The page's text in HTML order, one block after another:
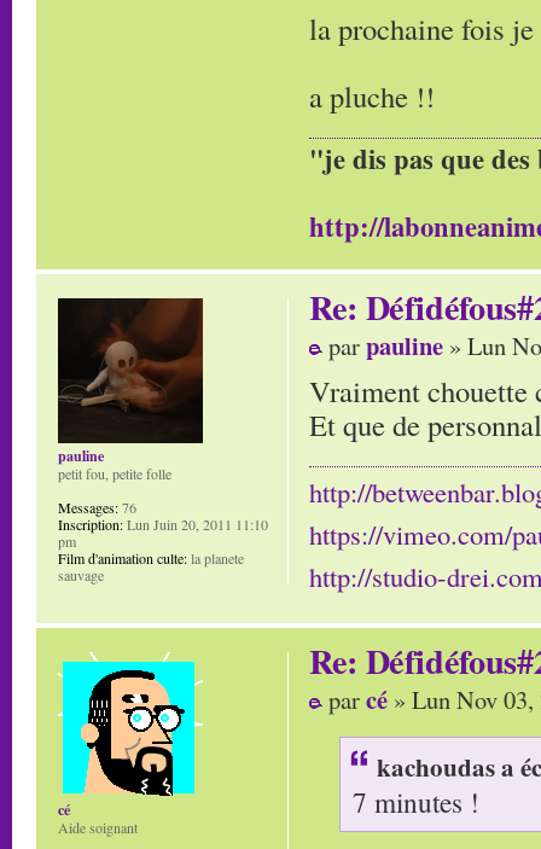
la prochaine fois
a pluche !!
"je dis pas que
http://
Re:
parpauline » Lun
Vraiment chouette
Et que de
http://
https://vimeo.com/
http://studio-
pauline
petit fou, petite folle
Messages:76
Inscription:Lun Juin 20, 2011 11:10
pm
Film d'animation culte:la planete
sauvage
Re:
parcé » Lun Nov
kachoudas a
7 minutes !
cé
Aide soignant